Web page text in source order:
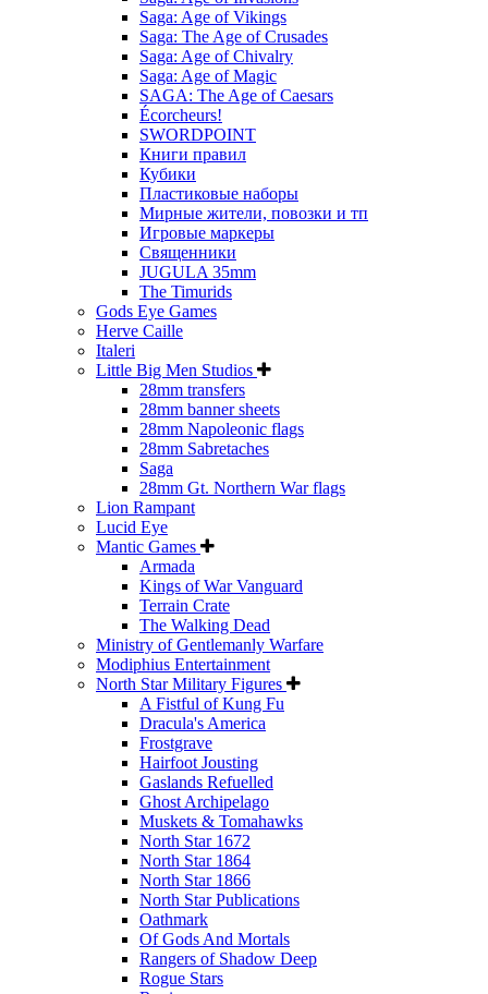
Saga: Age of Vikings
Saga: The Age of Crusades
Saga: Age of Chivalry
Saga: Age of Magic
SAGA: The Age of Caesars
Écorcheurs!
SWORDPOINT
Книги правил
Кубики
Пластиковые наборы
Мирные жители, повозки и тп
Игровые маркеры
Священники
JUGULA 35mm
The Timurids
Gods Eye Games
Herve Caille
Italeri
Little Big Men Studios
28mm transfers
28mm banner sheets
28mm Napoleonic flags
28mm Sabretaches
Saga
28mm Gt. Northern War flags
Lion Rampant
Lucid Eye
Mantic Games
Armada
Kings of War Vanguard
Terrain Crate
The Walking Dead
Ministry of Gentlemanly Warfare
Modiphius Entertainment
North Star Military Figures
A Fistful of Kung Fu
Dracula's America
Frostgrave
Hairfoot Jousting
Gaslands Refuelled
Ghost Archipelago
Muskets & Tomahawks
North Star 1672
North Star 1864
North Star 1866
North Star Publications
Oathmark
Of Gods And Mortals
Rangers of Shadow Deep
Rogue Stars